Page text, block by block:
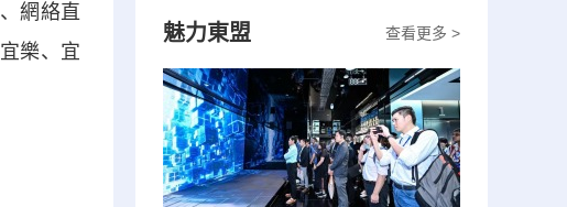
網絡直
樂、宜
查看更多 >
魅力東盟